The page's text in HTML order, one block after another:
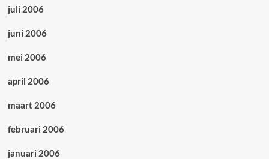
juli 2006
juni 2006
mei 2006
april 2006
maart 2006
februari 2006
januari 2006